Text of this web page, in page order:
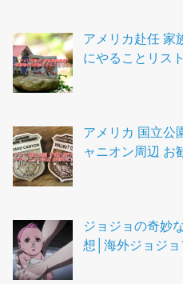
アメリカ赴任 家
にやることリスト
アメリカ 国立公
ャニオン周辺 お
ジョジョの奇妙
想│海外ジョジ